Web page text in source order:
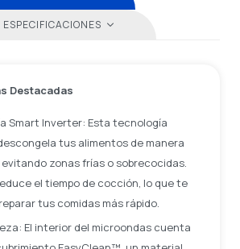
ESPECIFICACIONES
Destacadas
Smart Inverter: Esta tecnología
tus alimentos de manera
zonas frías o sobrecocidas.
el tiempo de cocción, lo que te
tus comidas más rápido.
El interior del microondas cuenta